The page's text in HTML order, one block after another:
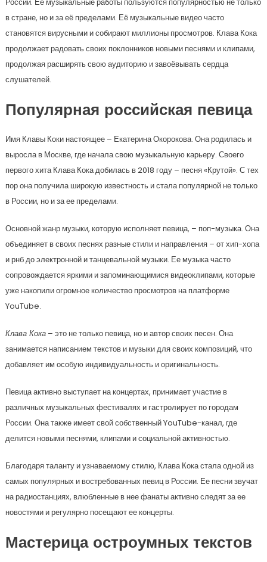
России. Её музыкальные работы пользуются популярностью не только
в стране, но и за её пределами. Её музыкальные видео часто
становятся вирусными и собирают миллионы просмотров. Клава Кока
продолжает радовать своих поклонников новыми песнями и клипами,
продолжая расширять свою аудиторию и завоёвывать сердца
слушателей.
Популярная российская певица
Имя Клавы Коки настоящее – Екатерина Окорокова. Она родилась и
выросла в Москве, где начала свою музыкальную карьеру. Своего
первого хита Клава Кока добилась в 2018 году – песня «Крутой». С тех
пор она получила широкую известность и стала популярной не только
в России, но и за ее пределами.
Основной жанр музыки, которую исполняет певица, – поп-музыка. Она
объединяет в своих песнях разные стили и направления – от хип-хопа
и рнб до электронной и танцевальной музыки. Ее музыка часто
сопровождается яркими и запоминающимися видеоклипами, которые
уже накопили огромное количество просмотров на платформе
YouTube.
Клава Кока– это не только певица, но и автор своих песен. Она
занимается написанием текстов и музыки для своих композиций, что
добавляет им особую индивидуальность и оригинальность.
Певица активно выступает на концертах, принимает участие в
различных музыкальных фестивалях и гастролирует по городам
России. Она также имеет свой собственный YouTube-канал, где
делится новыми песнями, клипами и социальной активностью.
Благодаря таланту и узнаваемому стилю, Клава Кока стала одной из
самых популярных и востребованных певиц в России. Ее песни звучат
на радиостанциях, влюбленные в нее фанаты активно следят за ее
новостями и регулярно посещают ее концерты.
Мастерица остроумных текстов